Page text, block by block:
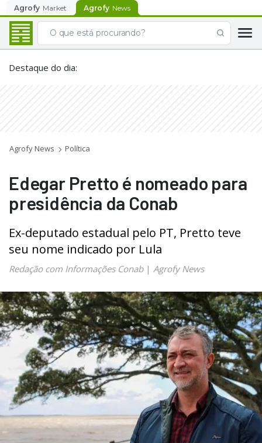
Agrofy Market Agrofy News
Destaque do dia:
Agrofy News Política
Edegar Pretto é nomeado para
presidência da Conab
Ex-deputado estadual pelo PT, Pretto teve
seu nome indicado por Lula
Redação com Informações Conab| Agrofy News